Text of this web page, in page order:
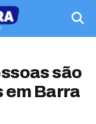
são
Barra